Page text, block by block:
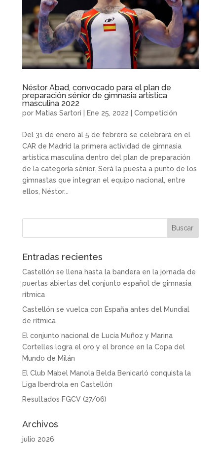
Néstor Abad, convocado para el plan de
preparación sénior de gimnasia artística
masculina 2022
por Matias Sartori Ene 25, 2022 Competición
Del 31 de enero al 5 de febrero se celebrará en el
CAR de Madrid la primera actividad de gimnasia
artística masculina dentro del plan de preparación
de la categoría sénior. Será la puesta a punto de los
gimnastas que integran el equipo nacional, entre
ellos, Néstor...
Entradas recientes
Castellón se llena hasta la bandera en la jornada de
puertas abiertas del conjunto español de gimnasia
rítmica
Castellón se vuelca con España antes del Mundial
de rítmica
El conjunto nacional de Lucía Muñoz y Marina
Cortelles logra el oro y el bronce en la Copa del
Mundo de Milán
El Club Mabel Manola Belda Benicarló conquista la
Liga Iberdrola en Castellón
Resultados FGCV (27/06)
Archivos
julio 2026